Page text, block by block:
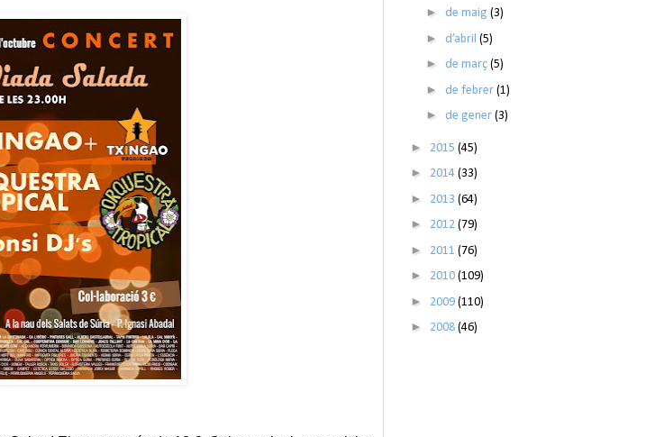
► de maig (3)
► d’abril (5)
► de març (5)
► de febrer (1)
► de gener (3)
► 2015 (45)
► 2014 (33)
► 2013 (64)
► 2012 (79)
► 2011 (76)
► 2010 (109)
► 2009 (110)
► 2008 (46)